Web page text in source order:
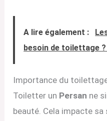
A lire également :
besoin de toilettage
Importance du
Toiletter un Persan ne
beauté. Cela impacte